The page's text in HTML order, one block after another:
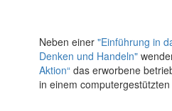
Neben einer "Einführung in
Denken und Handeln"
Aktion“ das erworbene
in einem